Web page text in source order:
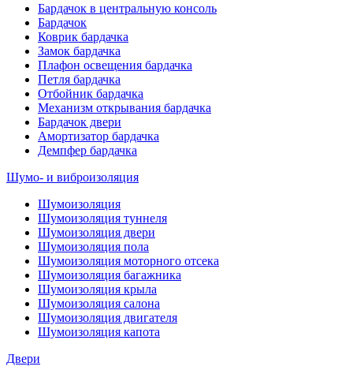
Бардачок в центральную консоль
Бардачок
Коврик бардачка
Замок бардачка
Плафон освещения бардачка
Петля бардачка
Отбойник бардачка
Механизм открывания бардачка
Бардачок двери
Амортизатор бардачка
Демпфер бардачка
Шумо- и виброизоляция
Шумоизоляция
Шумоизоляция туннеля
Шумоизоляция двери
Шумоизоляция пола
Шумоизоляция моторного отсека
Шумоизоляция багажника
Шумоизоляция крыла
Шумоизоляция салона
Шумоизоляция двигателя
Шумоизоляция капота
Двери